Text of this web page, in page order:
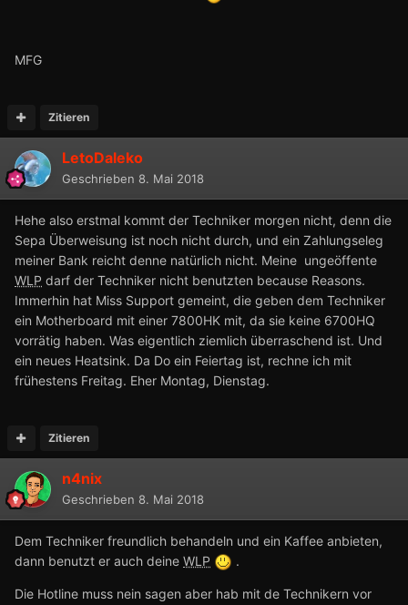
MFG
Zitieren
LetoDaleko
Geschrieben 8. Mai 2018
Hehe also erstmal kommt der Techniker morgen nicht, denn die
Sepa Überweisung ist noch nicht durch, und ein Zahlungseleg
meiner Bank reicht denne natürlich nicht. Meine ungeöffente
WLP darf der Techniker nicht benutzten because Reasons.
Immerhin hat Miss Support gemeint, die geben dem Techniker
ein Motherboard mit einer 7800HK mit, da sie keine 6700HQ
vorrätig haben. Was eigentlich ziemlich überraschend ist. Und
ein neues Heatsink. Da Do ein Feiertag ist, rechne ich mit
frühestens Freitag. Eher Montag, Dienstag.
Zitieren
n4nix
Geschrieben 8. Mai 2018
Dem Techniker freundlich behandeln und ein Kaffee anbieten,
dann benutzt er auch deine WLP .
Die Hotline muss nein sagen aber hab mit de Technikern vor